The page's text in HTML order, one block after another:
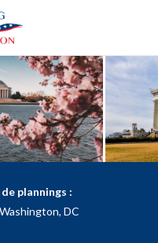
plannings :
DC